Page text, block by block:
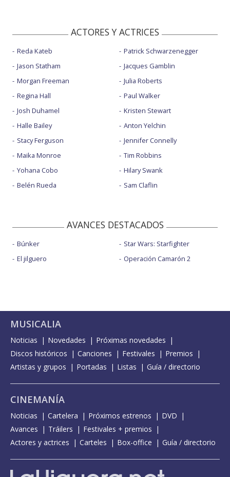
ACTORES Y ACTRICES
Reda Kateb
Jason Statham
Morgan Freeman
Regina Hall
Josh Duhamel
Halle Bailey
Stacy Ferguson
Maika Monroe
Yohana Cobo
Belén Rueda
Patrick Schwarzenegger
Jacques Gamblin
Julia Roberts
Paul Walker
Kristen Stewart
Anton Yelchin
Jennifer Connelly
Tim Robbins
Hilary Swank
Sam Claflin
AVANCES DESTACADOS
Búnker
El jilguero
Star Wars: Starfighter
Operación Camarón 2
MUSICALIA
Noticias Novedades
Próximas novedades
Discos históricos
Canciones Festivales
Premios
Artistas y grupos
Portadas Listas Guía / directorio
CINEMANÍA
Noticias Cartelera Próximos estrenos
DVD
Avances
Tráilers
Festivales + premios
Actores y actrices
Carteles Box-office Guía / directorio